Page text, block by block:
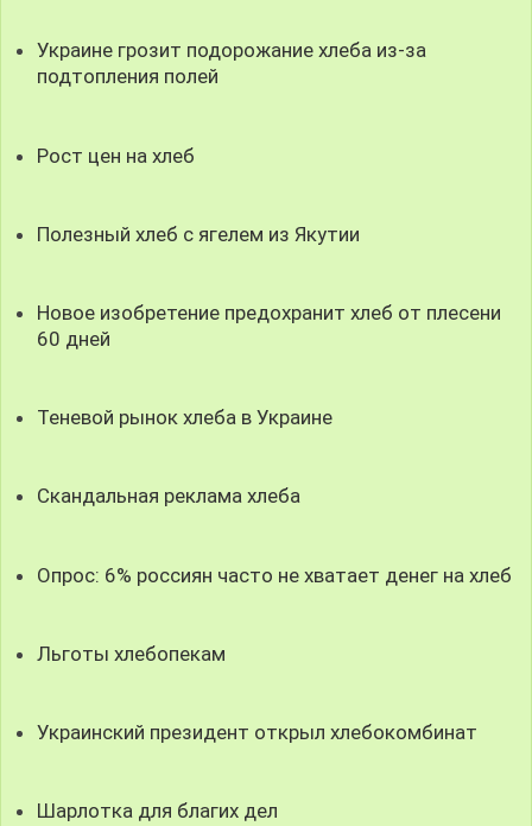
Украине грозит подорожание хлеба из-за
подтопления полей
Рост цен на хлеб
Полезный хлеб с ягелем из Якутии
Новое изобретение предохранит хлеб от плесени
60 дней
Теневой рынок хлеба в Украине
Скандальная реклама хлеба
Опрос: 6% россиян часто не хватает денег на хлеб
Льготы хлебопекам
Украинский президент открыл хлебокомбинат
Шарлотка для благих дел